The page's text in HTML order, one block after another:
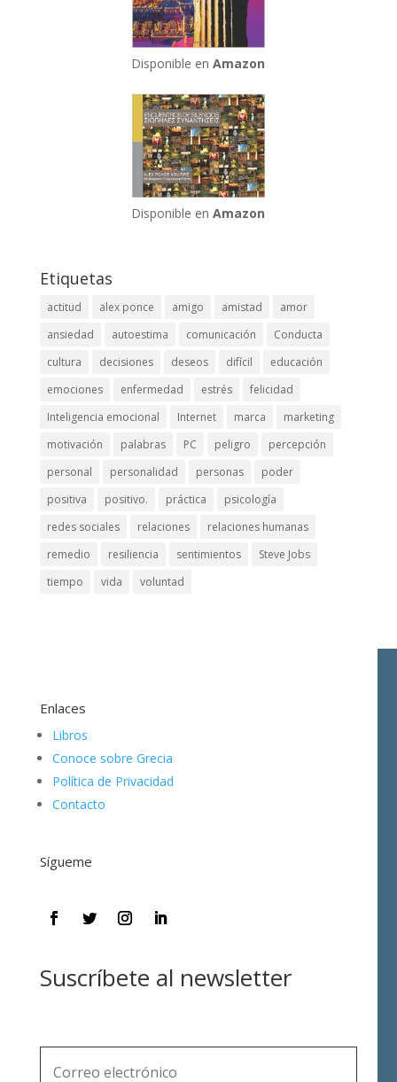
Disponible enAmazon
Disponible enAmazon
Etiquetas
actitud alex ponce amigo amistad
amor
ansiedad
autoestima comunicación
Conducta
cultura
decisiones deseos difícil
educación
emociones
enfermedad estrés
felicidad
Inteligencia emocional
Internet marca
marketing
motivación
palabras PC peligro
percepción
personal
personalidad personas
poder
positiva
positivo. práctica
psicología
redes sociales
relaciones
relaciones humanas
remedio
resiliencia sentimientos
Steve Jobs
tiempo
vida voluntad
Enlaces
Libros
Conoce sobre Grecia
Política de Privacidad
Contacto
Sígueme
Suscríbete al newsletter